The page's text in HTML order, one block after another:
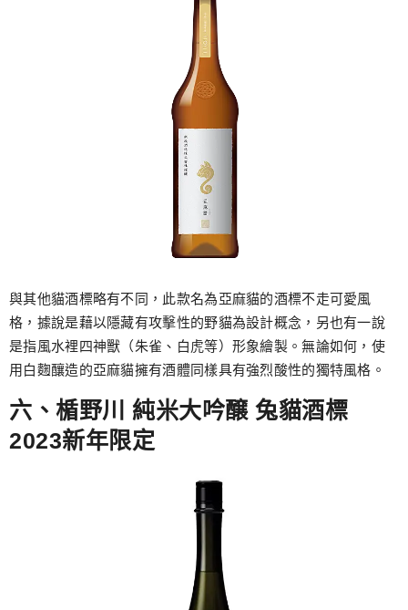
與其他貓酒標略有不同，此款名為亞麻貓的酒標不走可愛風
格，據說是藉以隱藏有攻擊性的野貓為設計概念，另也有一說
是指風水裡四神獸（朱雀、白虎等）形象繪製。無論如何，使
用白麴釀造的亞麻貓擁有酒體同樣具有強烈酸性的獨特風格。
六、楯野川 純米大吟醸 兔貓酒標
2023新年限定